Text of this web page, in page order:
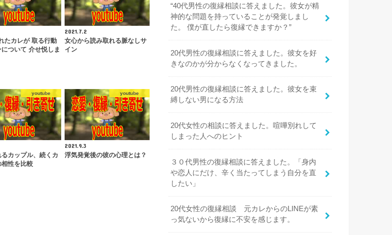
たカレが 取る行動
ついて 介せ悦しま
2021.7.2
女心から読み取れる脈なしサ
イン
youtube
カップル、続くカ
相性を比較
youtube
2021.9.3
浮気発覚後の彼の心理とは？
“40代男性の復縁相談に答えました。彼女が精
神的な問題を持っていることが発覚しまし
た。 僕が直したら復縁できますか？”
20代男性の復縁相談に答えました。彼女を好
きなのかが分からなくなってきました。
20代男性の復縁相談に答えました。彼女を束
縛しない男になる方法
20代女性の相談に答えました。喧嘩別れして
しまった人へのヒント
３０代男性の復縁相談に答えました。「身内
や恋人にだけ、辛く当たってしまう自分を直
したい」
20代女性の復縁相談 元カレからのLINEが素
っ気ないから復縁に不安を感じます。